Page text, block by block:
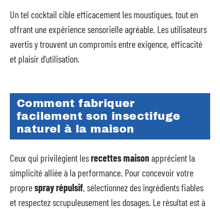
Un tel cocktail cible efficacement les moustiques, tout en
offrant une expérience sensorielle agréable. Les utilisateurs
avertis y trouvent un compromis entre exigence, efficacité
et plaisir d’utilisation.
Comment fabriquer
facilement son insectifuge
naturel à la maison
Ceux qui privilégient lesrecettes maisonapprécient la
simplicité alliée à la performance. Pour concevoir votre
proprespray répulsif, sélectionnez des ingrédients fiables
et respectez scrupuleusement les dosages. Le résultat est à